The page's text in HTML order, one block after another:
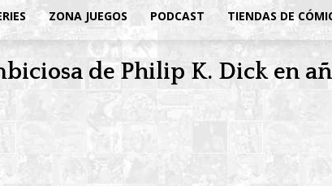
ZONA JUEGOS PODCAST TIENDAS DE
de Philip K. Dick en